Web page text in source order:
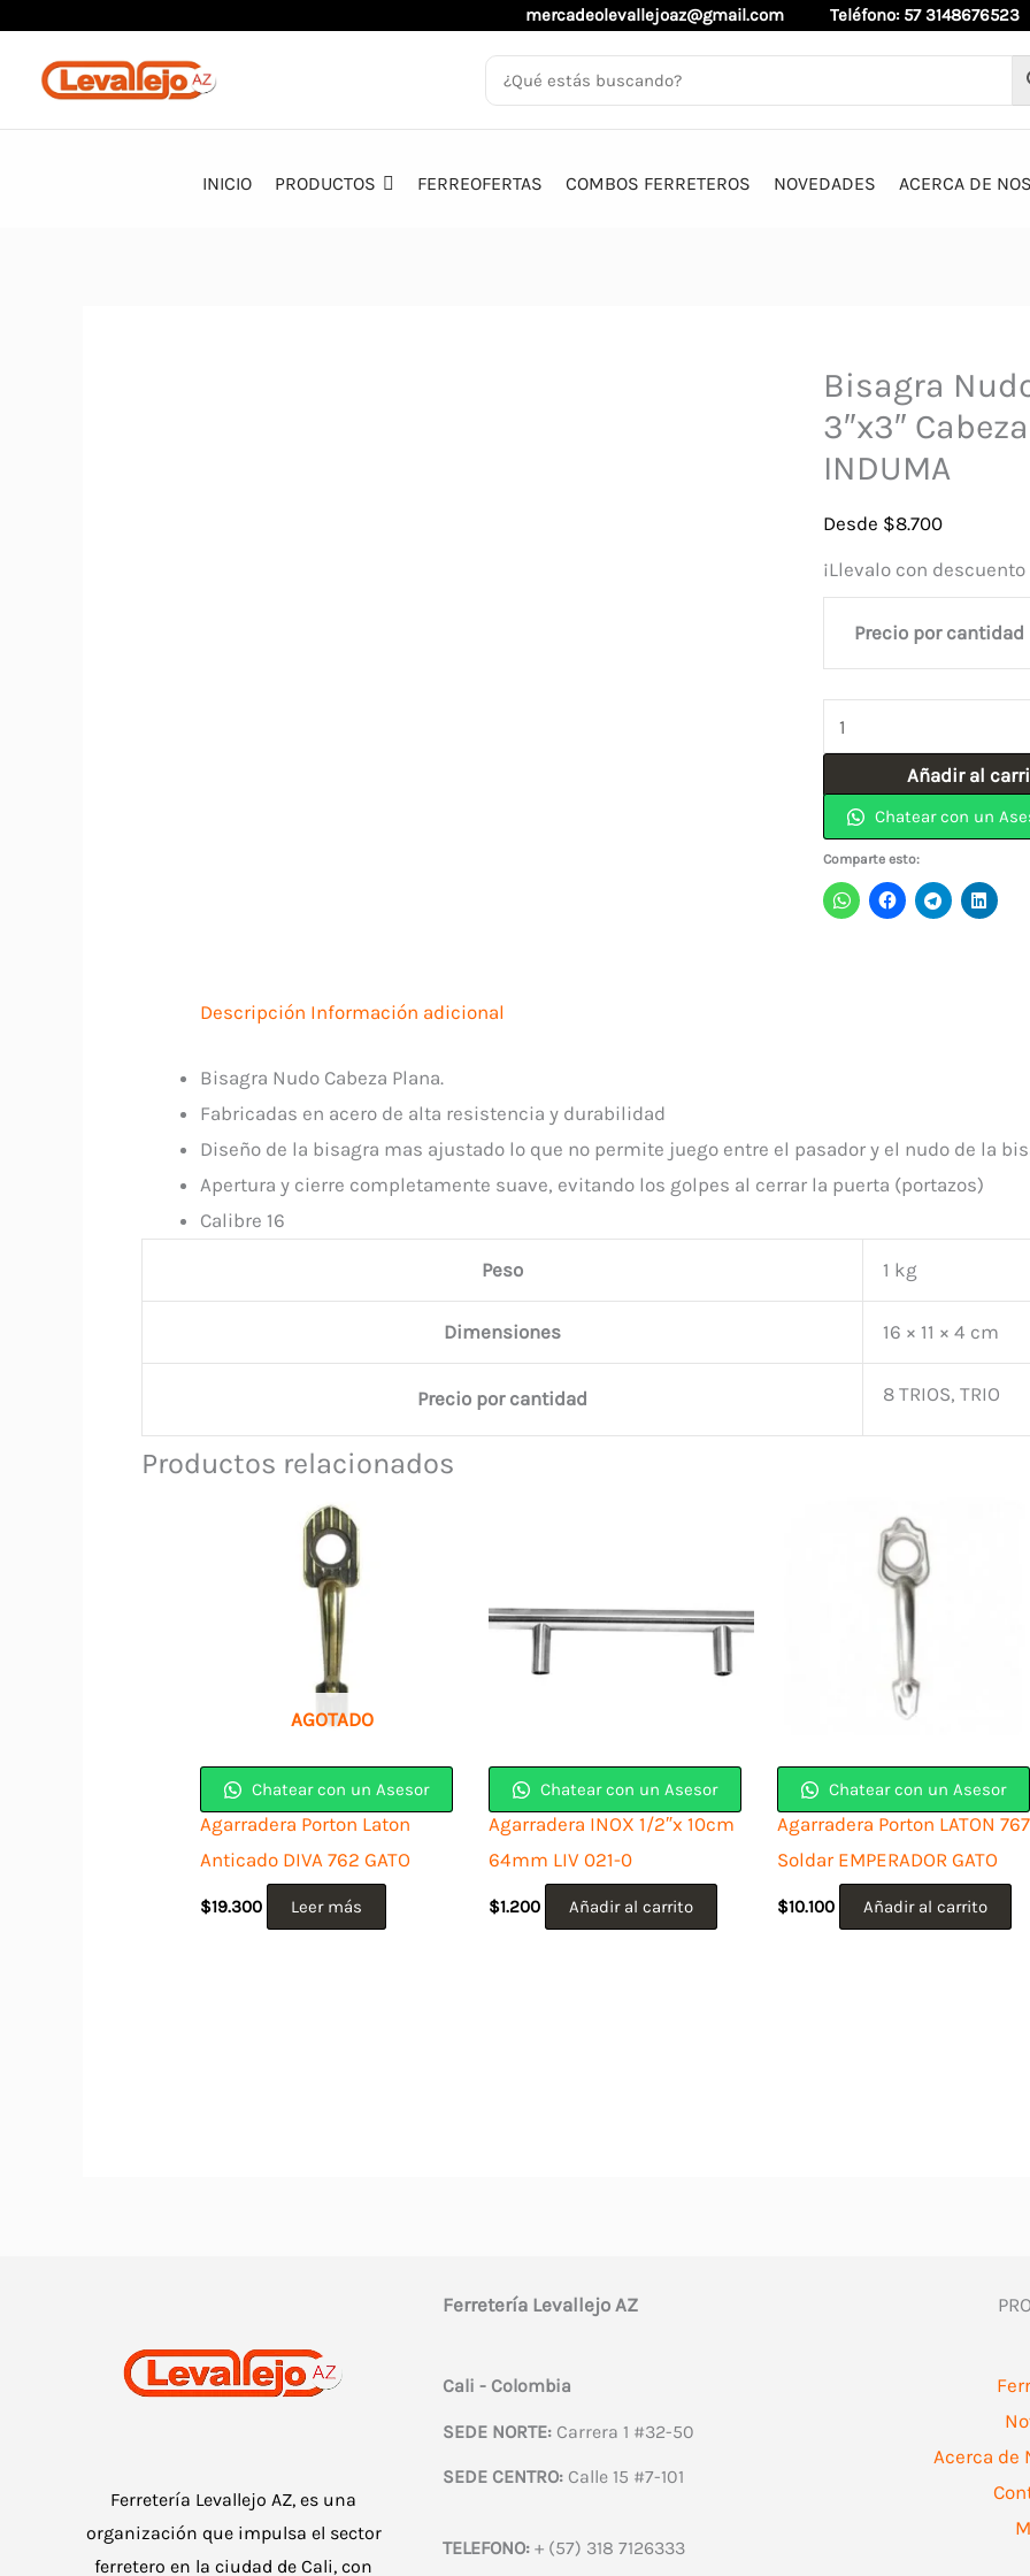
contenido
mercadeolevallejoaz@gmail.com Teléfono: 57 3148676523
INICIO PRODUCTOS FERREOFERTAS COMBOS FERRETEROS NOVEDADES ACERCA DE
Bisagra
3″x3″
INDUMA
Desde $8.700
¡Llevalo con
Precio por cantidad
Nudo
Niquelada
Satinada
3"x3"
Cabeza
Añadir al
Chatear con un
Comparte esto:
Descripción Información adicional
Bisagra Nudo Cabeza Plana.
Fabricadas en acero de alta resistencia y durabilidad
Diseño de la bisagra mas ajustado lo que no permite juego entre el pasador y el nudo de la
Apertura y cierre completamente suave, evitando los golpes al cerrar la puerta (portazos)
Calibre 16
Peso 1 kg
Dimensiones 16 × 11 × 4 cm
Precio por cantidad 8 TRIOS, TRIO
Productos relacionados
AGOTADO
Chatear con un Asesor
Agarradera Porton Laton
Anticado DIVA 762 GATO
$19.300 Leer más
Chatear con un Asesor
Agarradera INOX 1/2″x 10cm
64mm LIV 021-0
$1.200 Añadir al carrito
Chatear con un Asesor
Agarradera Porton LATON 767
Soldar EMPERADOR GATO
$10.100 Añadir al carrito
Ferretería Levallejo AZ, es una
organización que impulsa el sector
ferretero en la ciudad de Cali, con
Ferretería Levallejo AZ
Cali - Colombia
SEDE NORTE:Carrera 1 #32-50
SEDE CENTRO:Calle 15 #7-101
TELEFONO:+ (57) 318 7126333
Acerca de